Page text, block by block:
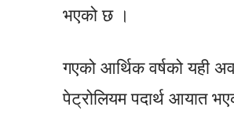
भएको छ ।
गएको आर्थिक वर्षको यही
पेट्रोलियम पदार्थ आयात